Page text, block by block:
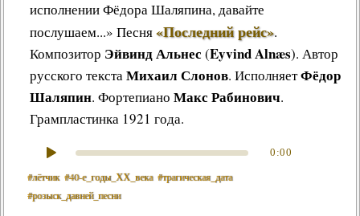
исполнении Фёдора Шаляпина, давайте
послушаем...» Песня«Последний рейс».
Композитор Эйвинд Альнес (Eyvind Alnæs). Автор
русского текстаМихаил Слонов. ИсполняетФёдор
Шаляпин. Фортепиано Макс Рабинович.
Грампластинка 1921 года.
0:00
#лётчик #40‑е_годы_ХХ_века #трагическая_дата
#розыск_давней_песни